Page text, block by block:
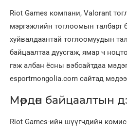
Riot Games компани, Valorant
мэргэжлийн тоглоомын талбарт
хуйвалдаантай тоглоомуудын
байцаалтаа дуусгаж, ямар ч
гэж албан ёсны вэбсайтдаа
esportmongolia.com сайтад
Мөрдөн байцаалтын
Riot Games-ийн шүүгчдийн